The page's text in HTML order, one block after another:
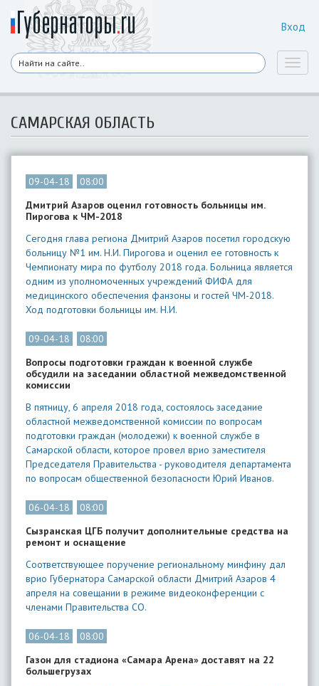
Вход
САМАРСКАЯ ОБЛАСТЬ
09-04-18
08:00
Дмитрий Азаров оценил готовность больницы им.
Пирогова к ЧМ-2018
Сегодня глава региона Дмитрий Азаров посетил городскую
больницу №1 им. Н.И. Пирогова и оценил ее готовность к
Чемпионату мира по футболу 2018 года. Больница является
одним из уполномоченных учреждений ФИФА для
медицинского обеспечения фанзоны и гостей ЧМ-2018.
Ход подготовки больницы им. Н.И.
09-04-18
08:00
Вопросы подготовки граждан к военной службе
обсудили на заседании областной межведомственной
комиссии
В пятницу, 6 апреля 2018 года, состоялось заседание
областной межведомственной комиссии по вопросам
подготовки граждан (молодежи) к военной службе в
Самарской области, которое провел врио заместителя
Председателя Правительства - руководителя департамента
по вопросам общественной безопасности Юрий Иванов.
06-04-18
08:00
Сызранская ЦГБ получит дополнительные средства на
ремонт и оснащение
Соответствующее поручение региональному минфину дал
врио Губернатора Самарской области Дмитрий Азаров 4
апреля на совещании в режиме видеоконференции с
членами Правительства СО.
06-04-18
08:00
Газон для стадиона «Самара Арена» доставят на 22
большегрузах